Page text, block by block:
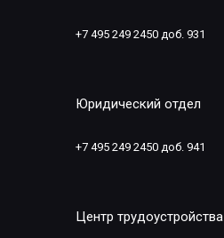
+7 495 249 2450 доб. 931
Юридический отдел
+7 495 249 2450 доб. 941
Центр трудоустройства